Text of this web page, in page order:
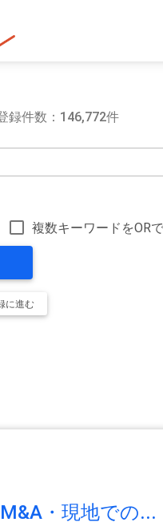
録件数：146,772件
複数キーワードをOR
に進む
・現地での...